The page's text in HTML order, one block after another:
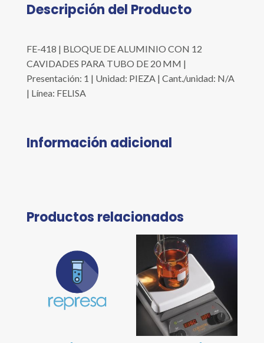
Descripción del Producto
FE-418 | BLOQUE DE ALUMINIO CON 12
CAVIDADES PARA TUBO DE 20 MM |
Presentación: 1 | Unidad: PIEZA | Cant./unidad: N/A
| Línea: FELISA
Información adicional
Productos relacionados